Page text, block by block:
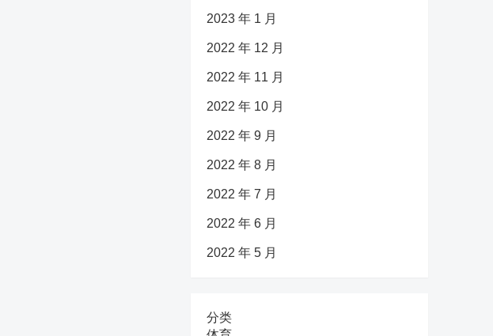
2023 年 1 月
2022 年 12 月
2022 年 11 月
2022 年 10 月
2022 年 9 月
2022 年 8 月
2022 年 7 月
2022 年 6 月
2022 年 5 月
分类